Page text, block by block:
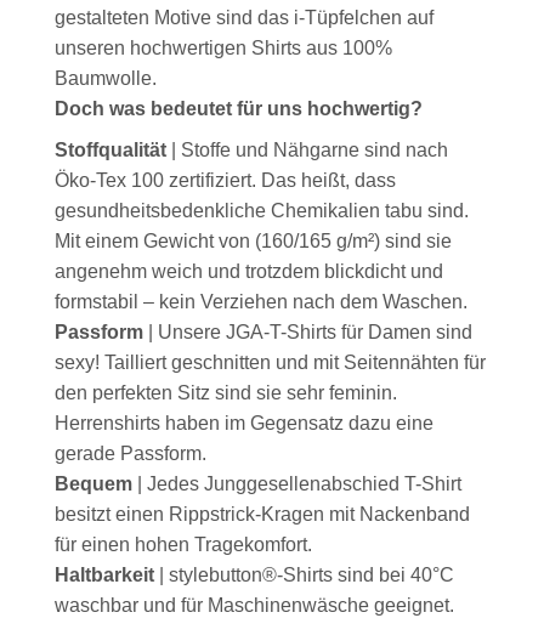
gestalteten Motive sind das i-Tüpfelchen auf
unseren hochwertigen Shirts aus 100%
Baumwolle.
Doch was bedeutet für uns hochwertig?
Stoffqualität | Stoffe und Nähgarne sind nach
Öko-Tex 100 zertifiziert. Das heißt, dass
gesundheitsbedenkliche Chemikalien tabu sind.
Mit einem Gewicht von (160/165 g/m²) sind sie
angenehm weich und trotzdem blickdicht und
formstabil – kein Verziehen nach dem Waschen.
Passform | Unsere JGA-T-Shirts für Damen sind
sexy! Tailliert geschnitten und mit Seitennähten für
den perfekten Sitz sind sie sehr feminin.
Herrenshirts haben im Gegensatz dazu eine
gerade Passform.
Bequem | Jedes Junggesellenabschied T-Shirt
besitzt einen Rippstrick-Kragen mit Nackenband
für einen hohen Tragekomfort.
Haltbarkeit | stylebutton®-Shirts sind bei 40°C
waschbar und für Maschinenwäsche geeignet.